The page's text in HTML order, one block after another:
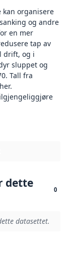
kan organisere
og andre
en mer
tap av
drift, og i
sluppet og
Tall fra
dette
0
datasettet.